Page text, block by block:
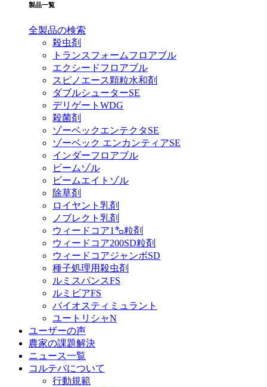
製品一覧
全製品の検索
殺虫剤
トランスフォームフロアブル
エクシードフロアブル
スピノエース顆粒水和剤
ダブルシューターSE
デリゲートWDG
殺菌剤
ゾーベックエンテクタSE
ゾーベック エンカンティアSE
インダーフロアブル
ビームゾル
ビームエイトゾル
除草剤
ロイヤント乳剤
ノブレクト乳剤
ウィードコア1㌔粒剤
ウィードコア200SD粒剤
ウィードコアジャンボSD
種子処理用殺虫剤
ルミスパンスFS
ルミビアFS
バイオスティミュラント
ユートリシャN
ユーザーの声
農家の課題解決
ニュース一覧
コルテバについて
行動規範